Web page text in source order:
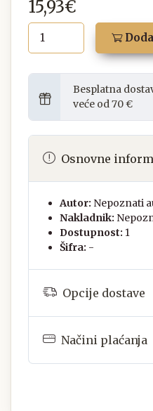
15,93€
Besplatna
veće od 70 €
Osnovne
Autor: Nepoznati
Nakladnik:
Dostupnost: 1
Šifra: -
Opcije dostave
Načini plaćanja